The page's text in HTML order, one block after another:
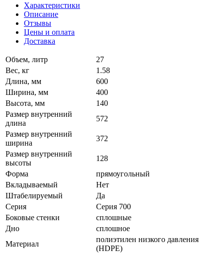
Характеристики
Описание
Отзывы
Цены и оплата
Доставка
Объем, литр
27
Вес, кг
1.58
Длина, мм
600
Ширина, мм
400
Высота, мм
140
Размер внутренний
длина
572
Размер внутренний
ширина
372
Размер внутренний
высоты
128
Форма
прямоугольный
Вкладываемый
Нет
Штабелируемый
Да
Серия
Серия 700
Боковые стенки
сплошные
Дно
сплошное
Материал
полиэтилен низкого давления
(HDPE)